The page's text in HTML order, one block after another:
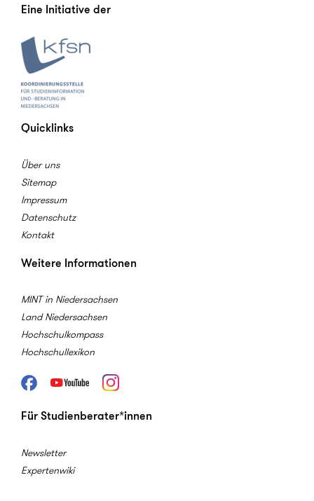
Eine Initiative der
Quicklinks
Über uns
Sitemap
Impressum
Datenschutz
Kontakt
Weitere Informationen
MINT in Niedersachsen
Land Niedersachsen
Hochschulkompass
Hochschullexikon
FacebookYoutube Instagram
Für Studienberater*innen
Newsletter
Expertenwiki